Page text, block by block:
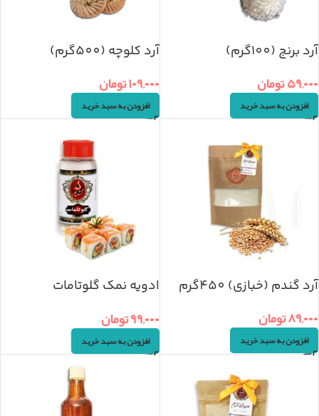
آرد برنج (100گرم)
۵۹,۰۰۰تومان
افزودن به سبد خرید
آرد کلوچه (500گرم)
۱۰۹,۰۰۰تومان
افزودن به سبد خرید
آرد گندم (خبازی) 450گرم
۸۹,۰۰۰تومان
افزودن به سبد خرید
ادویه نمک گلوتامات
۹۹,۰۰۰تومان
افزودن به سبد خرید